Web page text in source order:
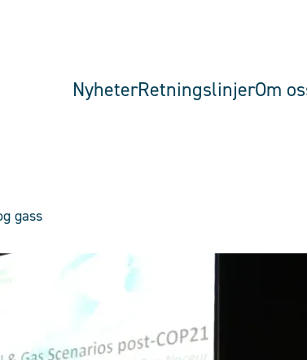
NyheterRetningslinjerOm
gass